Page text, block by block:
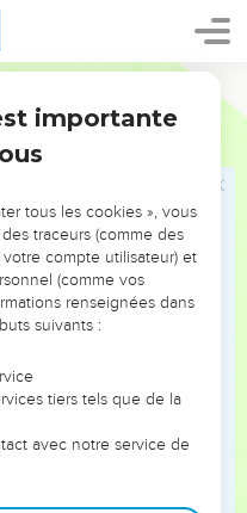
faisait parmi le
miracles.
appelée des Libertins, et
et de ceux de Cilicie et
Étienne.
la sagesse et à l'Esprit par
qui disaient : Nous
contre
l'amenèrent devant le
qui disaient : Cet
paroles contre le saint
importante
tous les cookies », vous
traceurs (comme des
compte utilisateur) et
(comme vos
renseignées dans
suivants :
tiers tels que de la
avec notre service de